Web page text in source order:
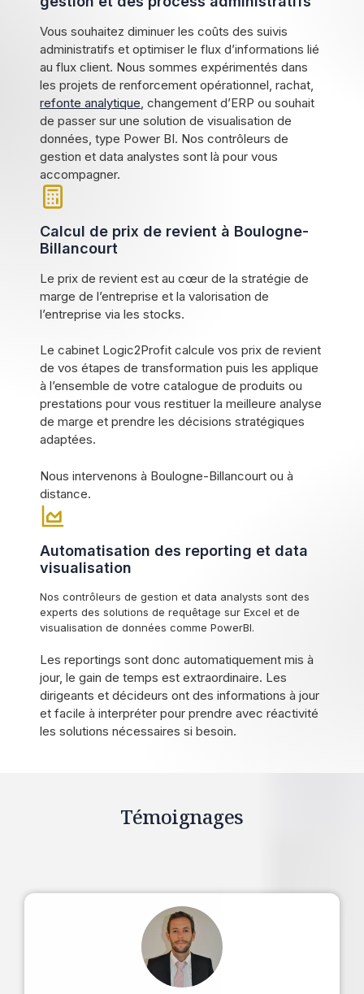
Vous souhaitez diminuer les coûts des suivis
administratifs et optimiser le flux d’informations lié
au flux client. Nous sommes expérimentés dans
les projets de renforcement opérationnel, rachat,
refonte analytique , changement d’ERP ou souhait
de passer sur une solution de visualisation de
données, type Power BI. Nos contrôleurs de
gestion et data analystes sont là pour vous
accompagner.
Calcul de prix de revient à Boulogne-
Billancourt
Le prix de revient est au cœur de la stratégie de
marge de l’entreprise et la valorisation de
l’entreprise via les stocks.
Le cabinet Logic2Profit calcule vos prix de revient
de vos étapes de transformation puis les applique
à l’ensemble de votre catalogue de produits ou
prestations pour vous restituer la meilleure analyse
de marge et prendre les décisions stratégiques
adaptées.
Nous intervenons à Boulogne-Billancourt ou à
distance.
Automatisation des reporting et data
visualisation
Nos contrôleurs de gestion et data analysts sont des
experts des solutions de requêtage sur Excel et de
visualisation de données comme PowerBI.
Les reportings sont donc automatiquement mis à
jour, le gain de temps est extraordinaire. Les
dirigeants et décideurs ont des informations à jour
et facile à interpréter pour prendre avec réactivité
les solutions nécessaires si besoin.
Témoignages